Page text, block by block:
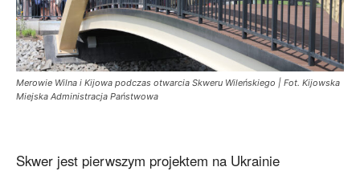
Merowie Wilna i Kijowa podczas otwarcia Skweru Wileńskiego | Fot. Kijowska
Miejska Administracja Państwowa
Skwer jest pierwszym projektem na Ukrainie